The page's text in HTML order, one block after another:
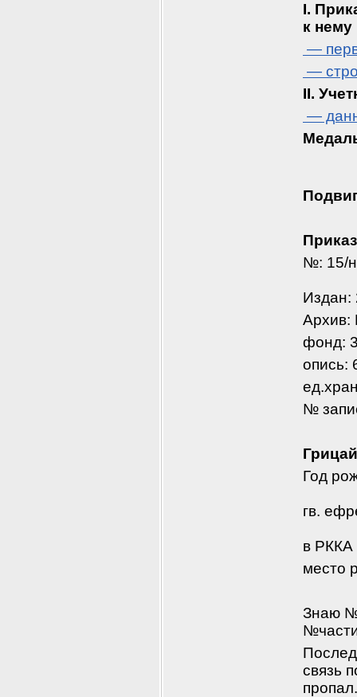
I.
к нему
—
—
II.
—
№: 15/
Издан:
фонд:
опись:
№
Год
гв.
в РККА
место
Знаю
связь